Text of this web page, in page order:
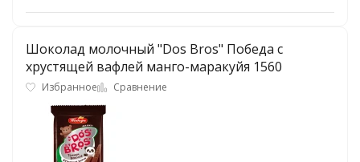
Шоколад молочный "Dos Bros" Победа с
хрустящей вафлей манго-маракуйя 1560
Избранное Сравнение